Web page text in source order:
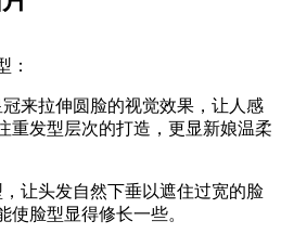
：
来拉伸圆脸的视觉效果，让人感
重发型层次的打造，更显新娘温柔
让头发自然下垂以遮住过宽的脸
使脸型显得修长一些。